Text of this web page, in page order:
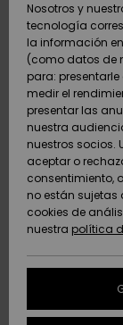
SURF
SNOW
DOBLE
PROMO
AYUDA &
CONTACTO
SOSTENIBILIDAD
Nosotros y
tecnología
la información
(como datos de
para:
medir el
presentar las
nuestra
nuestros socios.
aceptar o
consentimiento,
no están
cookies de
nuestra política